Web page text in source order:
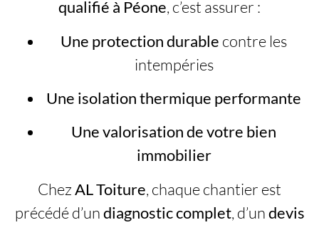
qualifié à Péone, c’est assurer :
Une protection durable contre les
intempéries
Une isolation thermique performante
Une valorisation de votre bien
immobilier
ChezAL Toiture, chaque chantier est
précédé d’undiagnostic complet, d’undevis